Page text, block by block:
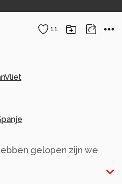
11
gelopen zijn we
wandeling te maken.